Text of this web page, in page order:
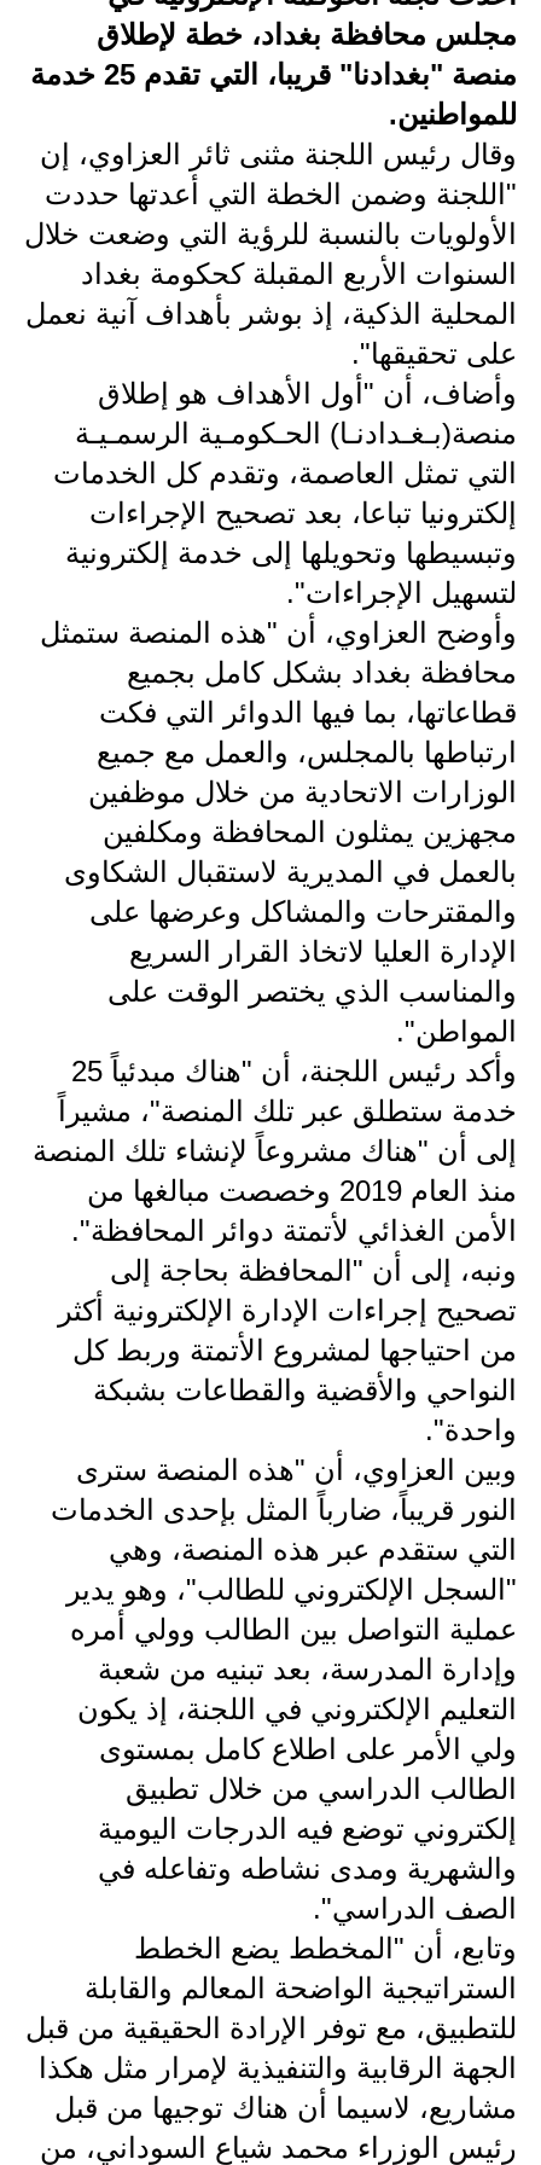
الاخبار الاقتصادية
الاخبار الرياضية
المدارس
اخبار وقرارات وزارة التربية
نتائج الامتحانات
المرحلة الابتدائية
المرحلة المتوسطة
المرحلة الاعدادية
اسئلة وزارية
المرحلة الابتدائية
المرحلة الاعدادية
مرشحات
المرحلة الابتدائية
المرحلة المتوسطة
المرحلة الاعدادية
كتب مدرسية
المرحلة الابتدائية
المرحلة الاعدادية
ملازم دراسية
المرحلة الابتدائية
المرحلة المتوسطة
المرحلة الاعدادية
دروس
المرحلة المتوسطة
المرحلة الاعدادية
مواضيع انشاء
المرحلة الابتدائية
المرحلة المتوسطة
المرحلة الاعدادية
الجامعات
اخبار وقرارات وزارة التعليم
استمارة القبول المركزي
نتائج القبول المركزي
الطقس
العطل
مجلس محافظة بغداد، خطة لإطلاق
منصة "بغدادنا" قريبا، التي تقدم 25 خدمة
للمواطنين.
وقال رئيس اللجنة مثنى ثائر العزاوي، إن
"اللجنة وضمن الخطة التي أعدتها حددت
الأولويات بالنسبة للرؤية التي وضعت خلال
السنوات الأربع المقبلة كحكومة بغداد
المحلية الذكية، إذ بوشر بأهداف آنية نعمل
على تحقيقها".
وأضاف، أن "أول الأهداف هو إطلاق
منصة(بـغـدادنـا) الحـكومـية الرسمـيـة
التي تمثل العاصمة، وتقدم كل الخدمات
إلكترونيا تباعا، بعد تصحيح الإجراءات
وتبسيطها وتحويلها إلى خدمة إلكترونية
لتسهيل الإجراءات".
وأوضح العزاوي، أن "هذه المنصة ستمثل
محافظة بغداد بشكل كامل بجميع
قطاعاتها، بما فيها الدوائر التي فكت
ارتباطها بالمجلس، والعمل مع جميع
الوزارات الاتحادية من خلال موظفين
مجهزين يمثلون المحافظة ومكلفين
بالعمل في المديرية لاستقبال الشكاوى
والمقترحات والمشاكل وعرضها على
الإدارة العليا لاتخاذ القرار السريع
والمناسب الذي يختصر الوقت على
المواطن".
وأكد رئيس اللجنة، أن "هناك مبدئياً 25
خدمة ستطلق عبر تلك المنصة"، مشيراً
إلى أن "هناك مشروعاً لإنشاء تلك المنصة
منذ العام 2019 وخصصت مبالغها من
الأمن الغذائي لأتمتة دوائر المحافظة".
ونبه، إلى أن "المحافظة بحاجة إلى
تصحيح إجراءات الإدارة الإلكترونية أكثر
من احتياجها لمشروع الأتمتة وربط كل
النواحي والأقضية والقطاعات بشبكة
واحدة".
وبين العزاوي، أن "هذه المنصة سترى
النور قريباً، ضارباً المثل بإحدى الخدمات
التي ستقدم عبر هذه المنصة، وهي
"السجل الإلكتروني للطالب"، وهو يدير
عملية التواصل بين الطالب وولي أمره
وإدارة المدرسة، بعد تبنيه من شعبة
التعليم الإلكتروني في اللجنة، إذ يكون
ولي الأمر على اطلاع كامل بمستوى
الطالب الدراسي من خلال تطبيق
إلكتروني توضع فيه الدرجات اليومية
والشهرية ومدى نشاطه وتفاعله في
الصف الدراسي".
وتابع، أن "المخطط يضع الخطط
الستراتيجية الواضحة المعالم والقابلة
للتطبيق، مع توفر الإرادة الحقيقية من قبل
الجهة الرقابية والتنفيذية لإمرار مثل هكذا
مشاريع، لاسيما أن هناك توجيها من قبل
رئيس الوزراء محمد شياع السوداني، من